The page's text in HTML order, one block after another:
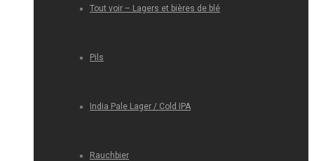
Tout voir – Lagers et bières de blé
Pils
India Pale Lager / Cold IPA
Rauchbier